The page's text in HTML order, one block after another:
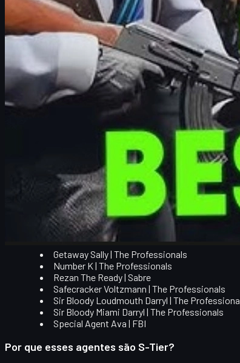
Vale lembrar: tier list é algo subjetivo . Você pode amar
se você pretende gastar dinheiro real em um modelo
Agentes interferem na gameplay?
De forma geral, os agentes em CS2 sãocosméticos. Eles
Silhueta
: alguns modelos parecem mais
Contraste com o mapa
: certas skins se
: agentes muito chamativos
Em alto nível competitivo, jogadores tendem a preferir
S-Tier: os melhores agentes de CS2
S-Tiersão o topo do topo: modelos
mais caros do mercado.
Lista de agentes S-Tier
Getaway Sally | The Professionals
Number K | The Professionals
Rezan The Ready | Sabre
Safecracker Voltzmann | The Professionals
Sir Bloody Loudmouth Darryl | The
Sir Bloody Miami Darryl | The Professionals
Special Agent Ava | FBI
Por que esses agentes são S-Tier?